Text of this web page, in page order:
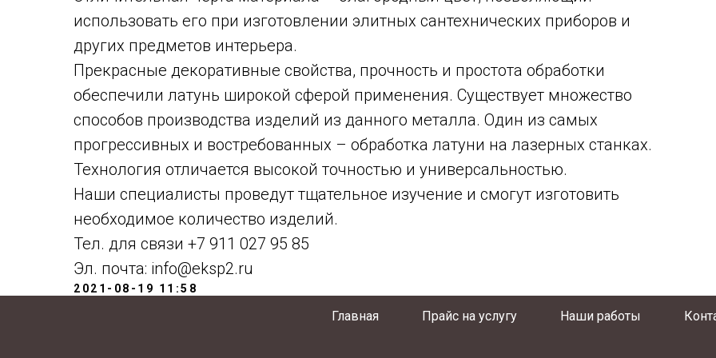
использовать его при изготовлении элитных сантехнических приборов и
других предметов интерьера.
Прекрасные декоративные свойства, прочность и простота обработки
обеспечили латунь широкой сферой применения. Существует множество
способов производства изделий из данного металла. Один из самых
прогрессивных и востребованных – обработка латуни на лазерных станках.
Технология отличается высокой точностью и универсальностью.
Наши специалисты проведут тщательное изучение и смогут изготовить
необходимое количество изделий.
Тел. для связи +7 911 027 95 85
Эл. почта: info@eksp2.ru
2021-08-19 11:58
Главная Прайс на услугу Наши работы